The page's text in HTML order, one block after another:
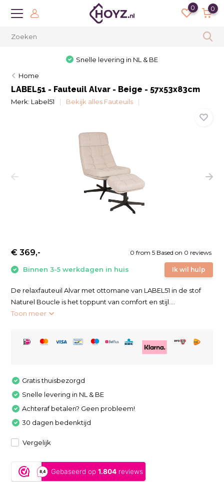
0 0
Snelle levering in NL & BE
Home
LABEL51 - Fauteuil Alvar - Beige - 57x53x83cm
Merk: Label51 Bekijk alles Fauteuils
0 from 5 Based on 0 reviews
Ik wil hulp
€ 369,-
Binnen 3-5 werkdagen in huis
De relaxfauteuil Alvar met ottomane van LABEL51 in de stof
Naturel Boucle is het toppunt van comfort en stijl....
Toon meer
Gratis thuisbezorgd
Snelle levering in NL & BE
Achteraf betalen? Geen probleem!
30 dagen bedenktijd
Vergelijk